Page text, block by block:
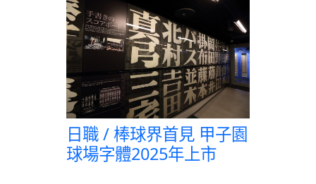
日職 / 棒球界首見 甲子園
球場字體2025年上市